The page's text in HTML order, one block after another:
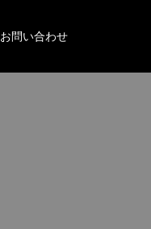
お問い合わせ